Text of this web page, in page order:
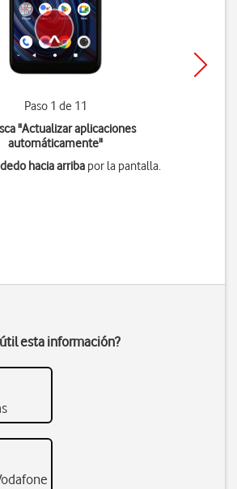
Paso 1 de 11
"Actualizar aplicaciones
automáticamente"
hacia arriba por la pantalla.
esta información?